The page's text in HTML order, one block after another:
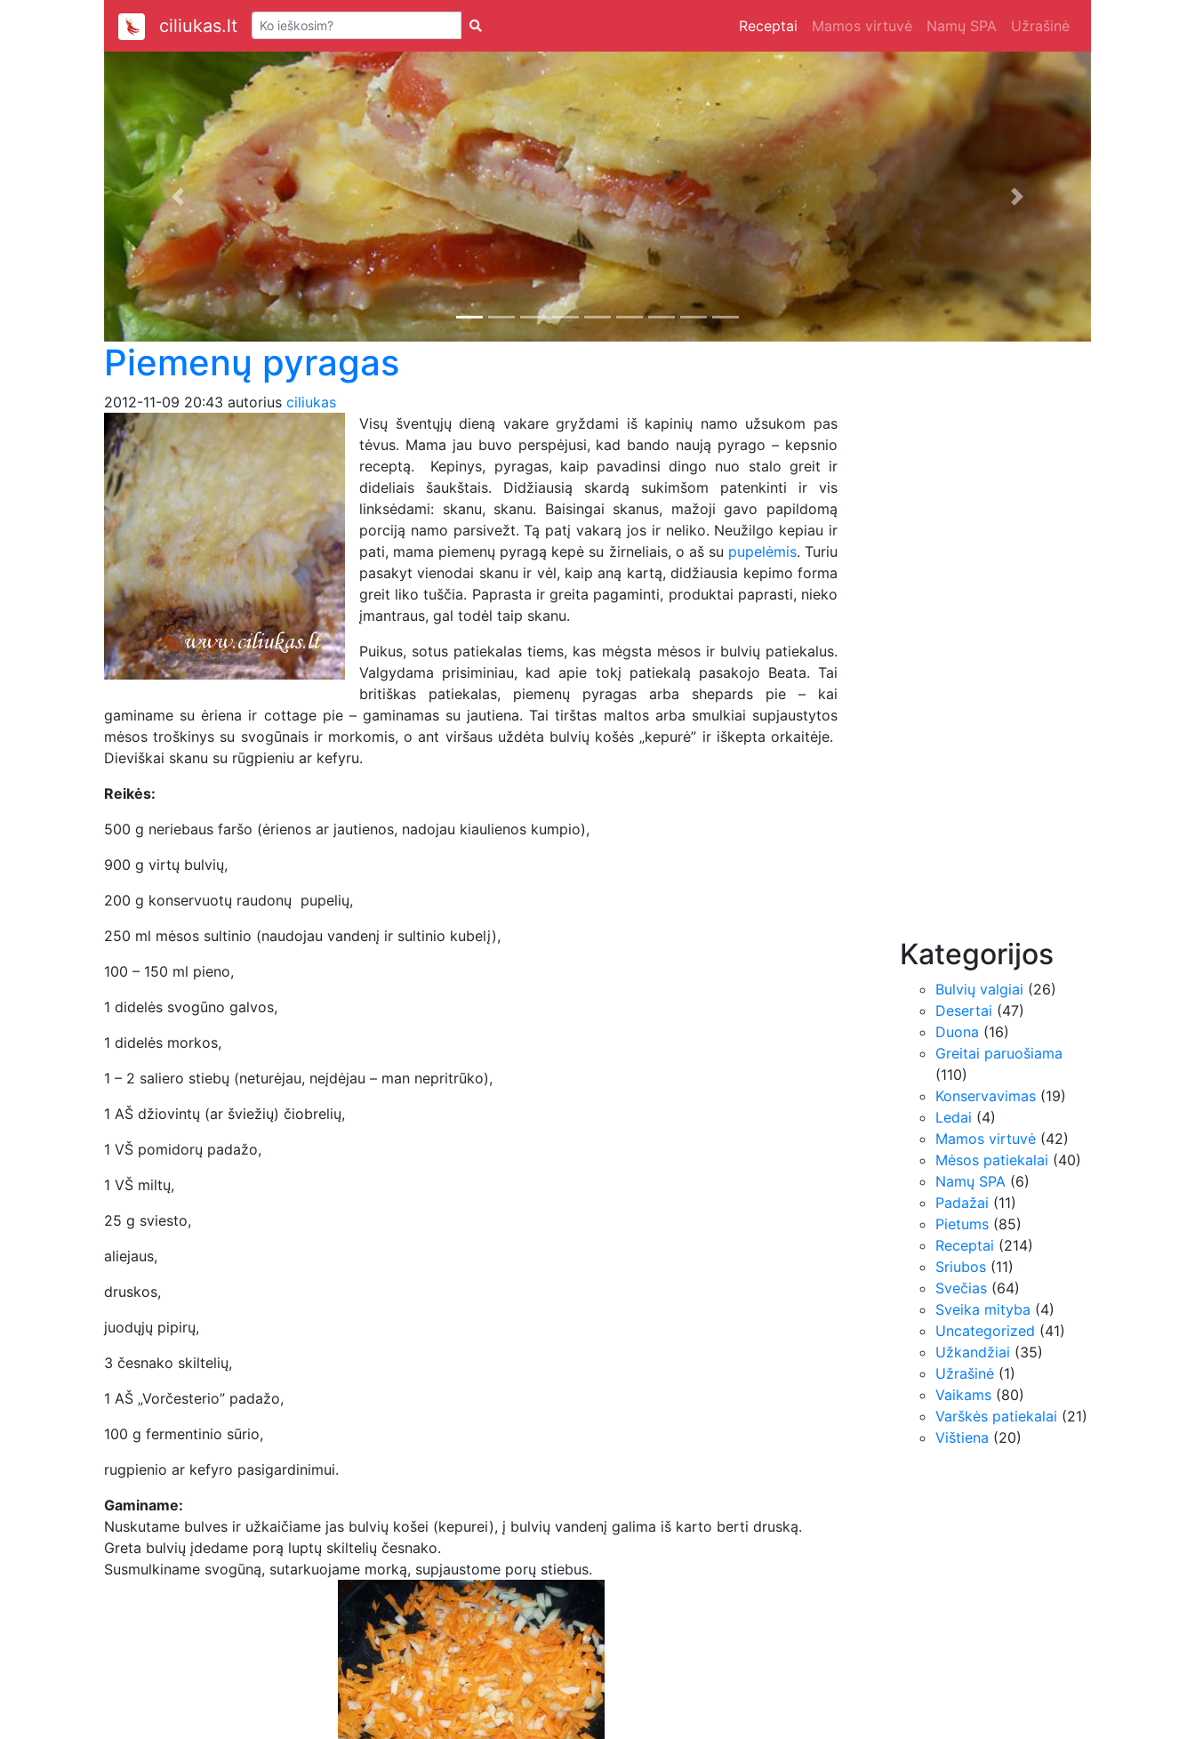
ciliukas.lt Receptai Mamos virtuvė Namų SPA Užrašinė
Previous Next
Piemenų pyragas
2012-11-09 20:43 autorius ciliukas
Visų šventųjų dieną vakare gryždami iš kapinių namo užsukom pas
tėvus. Mama jau buvo perspėjusi, kad bando naują pyrago – kepsnio
receptą. Kepinys, pyragas, kaip pavadinsi dingo nuo stalo greit ir
dideliais šaukštais. Didžiausią skardą sukimšom patenkinti ir vis
linksėdami: skanu, skanu. Baisingai skanus, mažoji gavo papildomą
porciją namo parsivežt. Tą patį vakarą jos ir neliko. Neužilgo kepiau ir
pati, mama piemenų pyragą kepė su žirneliais, o aš su pupelėmis. Turiu
pasakyt vienodai skanu ir vėl, kaip aną kartą, didžiausia kepimo forma
greit liko tuščia. Paprasta ir greita pagaminti, produktai paprasti, nieko
įmantraus, gal todėl taip skanu.
Puikus, sotus patiekalas tiems, kas mėgsta mėsos ir bulvių patiekalus.
Valgydama prisiminiau, kad apie tokį patiekalą pasakojo Beata. Tai
britiškas patiekalas, piemenų pyragas arba shepards pie – kai
gaminame su ėriena ir cottage pie – gaminamas su jautiena. Tai tirštas maltos arba smulkiai supjaustytos
mėsos troškinys su svogūnais ir morkomis, o ant viršaus uždėta bulvių košės „kepurė” ir iškepta orkaitėje.
Dieviškai skanu su rūgpieniu ar kefyru.
Reikės:
500 g neriebaus faršo (ėrienos ar jautienos, nadojau kiaulienos kumpio),
900 g virtų bulvių,
200 g konservuotų raudonų pupelių,
250 ml mėsos sultinio (naudojau vandenį ir sultinio kubelį),
100 – 150 ml pieno,
1 didelės svogūno galvos,
1 didelės morkos,
1 – 2 saliero stiebų (neturėjau, neįdėjau – man nepritrūko),
1 AŠ džiovintų (ar šviežių) čiobrelių,
1 VŠ pomidorų padažo,
1 VŠ miltų,
25 g sviesto,
aliejaus,
druskos,
juodųjų pipirų,
3 česnako skiltelių,
1 AŠ „Vorčesterio” padažo,
100 g fermentinio sūrio,
rugpienio ar kefyro pasigardinimui.
Gaminame:
Nuskutame bulves ir užkaičiame jas bulvių košei (kepurei), į bulvių vandenį galima iš karto berti druską.
Greta bulvių įdedame porą luptų skiltelių česnako.
Susmulkiname svogūną, sutarkuojame morką, supjaustome porų stiebus.
Kategorijos
Bulvių valgiai (26)
Desertai (47)
Duona (16)
Greitai paruošiama
(110)
Konservavimas (19)
Ledai (4)
Mamos virtuvė (42)
Mėsos patiekalai (40)
Namų SPA (6)
Padažai (11)
Pietums (85)
Receptai (214)
Sriubos (11)
Svečias (64)
Sveika mityba (4)
Uncategorized (41)
Užkandžiai (35)
Užrašinė (1)
Vaikams (80)
Varškės patiekalai (21)
Vištiena (20)